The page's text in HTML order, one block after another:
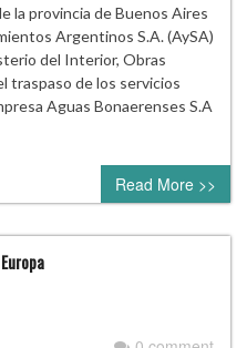
la provincia de Buenos Aires
Argentinos S.A. (AySA)
del Interior, Obras
traspaso de los servicios
Aguas Bonaerenses S.A
Read More >>